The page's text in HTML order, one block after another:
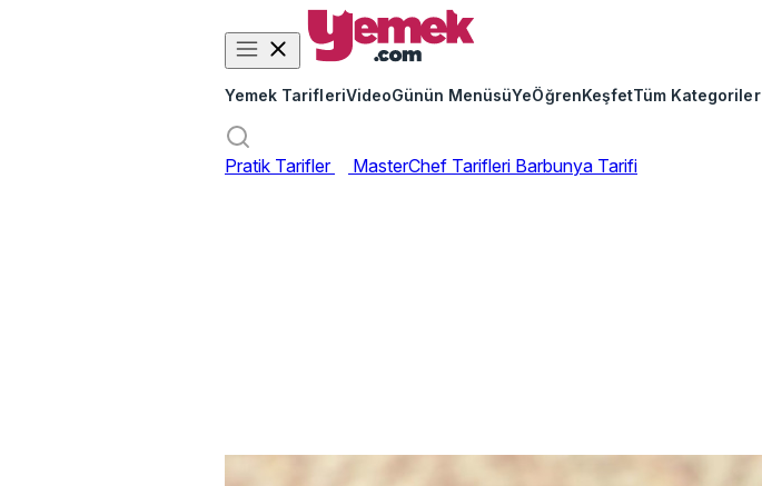
Yemek TarifleriVideoGünün MenüsüYeÖğrenKeşfetTüm Kategoriler
Pratik Tarifler MasterChef Tarifleri Barbunya Tarifi